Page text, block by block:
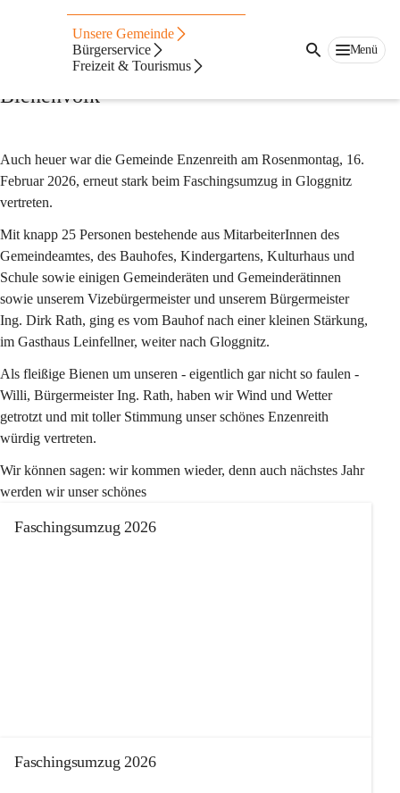
Unsere Gemeinde
Bürgerservice
Freizeit & Tourismus
Menü
Fasching
Fasching 2026
Der faule Willi und sein fleißiges
Bienenvolk
Auch heuer war die Gemeinde Enzenreith am Rosenmontag, 16.
Februar 2026, erneut stark beim Faschingsumzug in Gloggnitz
vertreten.
Mit knapp 25 Personen bestehende aus MitarbeiterInnen des
Gemeindeamtes, des Bauhofes, Kindergartens, Kulturhaus und
Schule sowie einigen Gemeinderäten und Gemeinderätinnen
sowie unserem Vizebürgermeister und unserem Bürgermeister
Ing. Dirk Rath, ging es vom Bauhof nach einer kleinen Stärkung,
im Gasthaus Leinfellner, weiter nach Gloggnitz.
Als fleißige Bienen um unseren - eigentlich gar nicht so faulen -
Willi, Bürgermeister Ing. Rath, haben wir Wind und Wetter
getrotzt und mit toller Stimmung unser schönes Enzenreith
würdig vertreten.
Wir können sagen: wir kommen wieder, denn auch nächstes Jahr
werden wir unser schönes
Faschingsumzug 2026
Faschingsumzug 2026